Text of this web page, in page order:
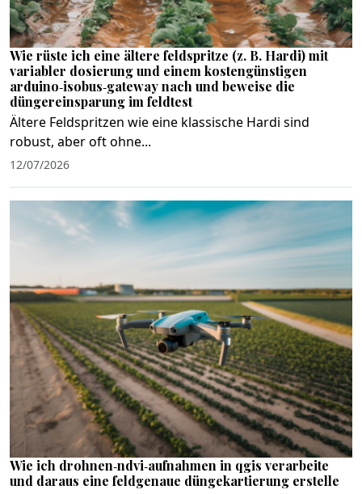
Wie rüste ich eine ältere feldspritze (z. B. Hardi) mit
variabler dosierung und einem kostengünstigen
arduino‑isobus‑gateway nach und beweise die
düngereinsparung im feldtest
Ältere Feldspritzen wie eine klassische Hardi sind
robust, aber oft ohne...
12/07/2026
Wie ich drohnen‑ndvi‑aufnahmen in qgis verarbeite
und daraus eine feldgenaue düngekartierung erstelle